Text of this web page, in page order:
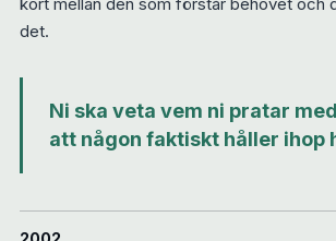
kort mellan den som förstår behovet och
det.
Ni ska veta vem ni pratar
att någon faktiskt håller ihop